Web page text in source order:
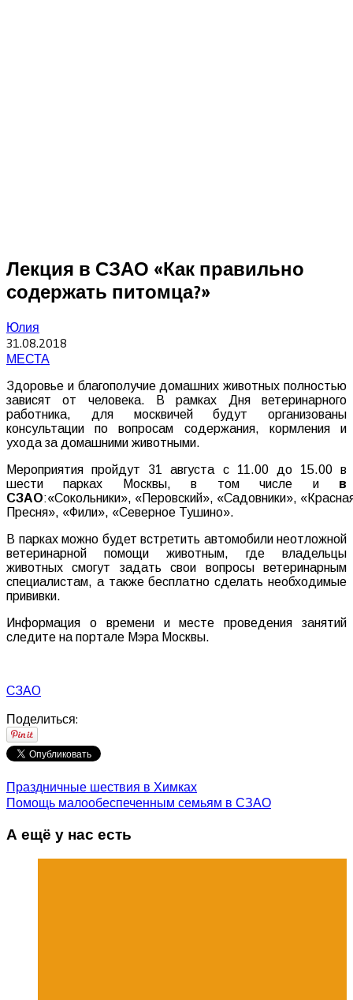
Лекция в СЗАО «Как правильно
содержать питомца?»
Юлия
31.08.2018
МЕСТА
Здоровье и благополучие домашних животных полностью
зависят от человека. В рамках Дня ветеринарного
работника, для москвичей будут организованы
консультации по вопросам содержания, кормления и
ухода за домашними животными.
Мероприятия пройдут 31 августа с 11.00 до 15.00 в
шести парках Москвы, в том числе и в
СЗАО:«Сокольники», «Перовский», «Садовники»,
Пресня», «Фили», «Северное Тушино».
В парках можно будет встретить автомобили неотложной
ветеринарной помощи животным, где владельцы
животных смогут задать свои вопросы ветеринарным
специалистам, а также бесплатно сделать необходимые
прививки.
Информация о времени и месте проведения занятий
следите на портале Мэра Москвы.
СЗАО
Поделиться:
Праздничные шествия в Химках
Помощь малообеспеченным семьям в СЗАО
А ещё у нас есть